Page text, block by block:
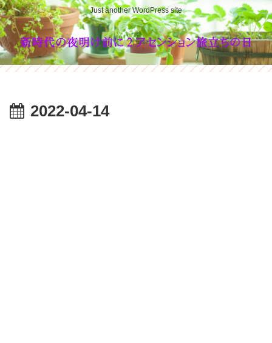
Just another WordPress site
2022-04-14